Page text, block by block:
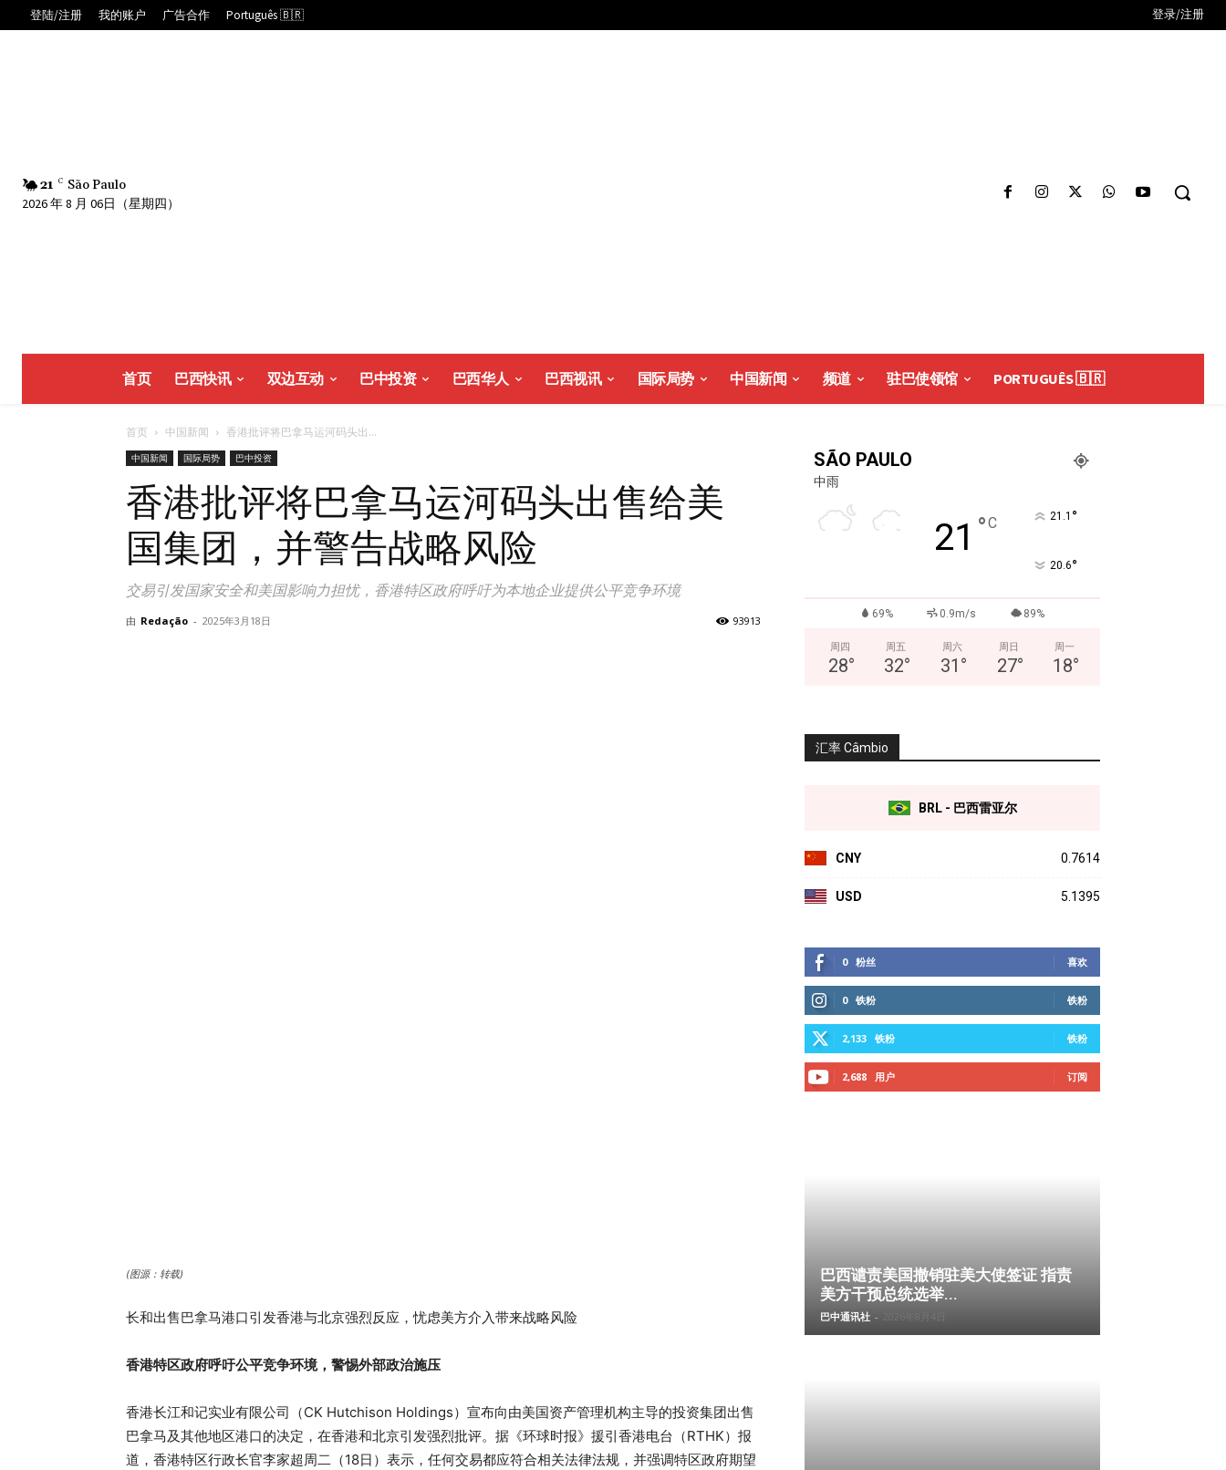
登陆/注册 我的账户 广告合作 Português 🇧🇷 登录/注册
21 C São Paulo
2026 年 8 月 06日（星期四）
首页 巴西快讯 双边互动 巴中投资 巴西华人 巴西视讯 国际局势 中国新闻 频道 驻巴使领馆 PORTUGUÊS 🇧🇷
首页 中国新闻 香港批评将巴拿马运河码头出...
中国新闻 国际局势 巴中投资
香港批评将巴拿马运河码头出售给美
国集团，并警告战略风险
交易引发国家安全和美国影响力担忧，香港特区政府呼吁为本地企业提供公平竞争环境
由 Redação - 2025年3月18日 93913
(图源：转载)
长和出售巴拿马港口引发香港与北京强烈反应，忧虑美方介入带来战略风险
香港特区政府呼吁公平竞争环境，警惕外部政治施压
香港长江和记实业有限公司（CK Hutchison Holdings）宣布向由美国资产管理机构主导的投资集团出售
巴拿马及其他地区港口的决定，在香港和北京引发强烈批评。据《环球时报》援引香港电台（RTHK）报
道，香港特区行政长官李家超周二（18日）表示，任何交易都应符合相关法律法规，并强调特区政府期望
SÃO PAULO
中雨
21 °C 21.1 °
20.6°
69% 0.9m/s 89%
周四
28°
周五
32°
周六
31 °
周日
27°
周一
18°
汇率 Câmbio
BRL - 巴西雷亚尔
CNY 0.7614
USD 5.1395
0 粉丝 喜欢
0 铁粉 铁粉
2,133 铁粉 铁粉
2,688 用户 订阅
巴西谴责美国撤销驻美大使签证 指责
美方干预总统选举...
巴中通讯社 -